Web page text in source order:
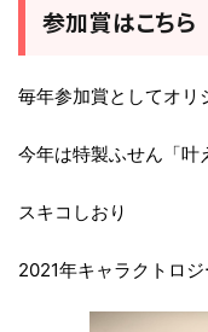
参加賞はこちら
毎年参加賞としてオリ
今年は特製ふせん「叶
スキコしおり
2021年キャラクトロ